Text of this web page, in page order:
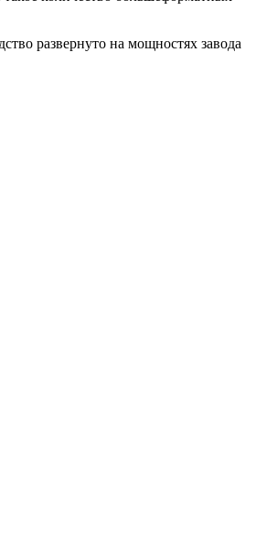
развернуто на мощностях завода